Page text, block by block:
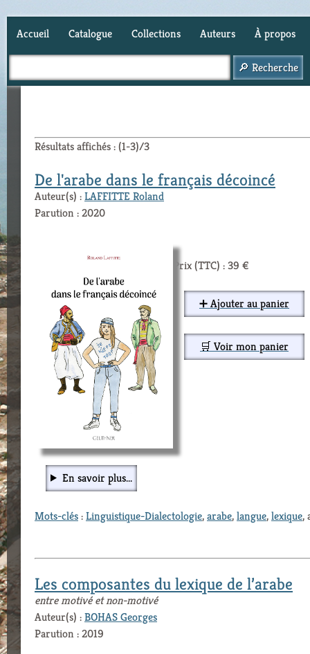
Accueil Catalogue Collections Auteurs À propos
Résultats affichés : (1-3)/3
De l'arabe dans le français décoincé
Auteur(s) :LAFFITTE Roland
Parution : 2020
Prix (TTC) : 39 €
➕ Ajouter au panier
🛒 Voir mon panier
En savoir plus...
Mots-clés:Linguistique-Dialectologie,arabe,langue,lexique,
Les composantes du lexique de l’arabe
entre motivé et non-motivé
Auteur(s) :BOHAS Georges
Parution : 2019